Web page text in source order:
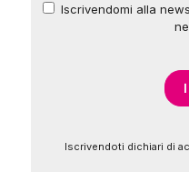
Iscrivendomi alla
Iscrivendoti dichiari di